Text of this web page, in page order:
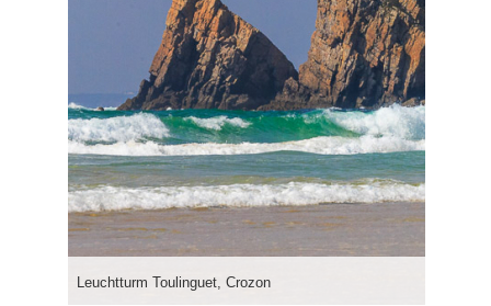
Leuchtturm Toulinguet, Crozon